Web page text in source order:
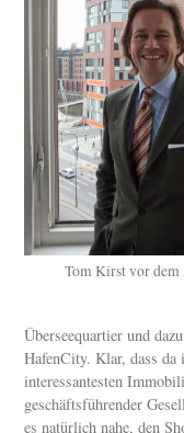
Tom Kirst vor dem
Überseequartier und
HafenCity. Klar, dass da
interessantesten
geschäftsführender
es natürlich nahe, den